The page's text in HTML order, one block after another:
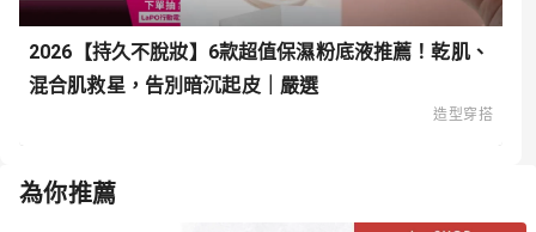
2026【持久不脫妝】6款超值保濕粉底液推薦！乾肌、
混合肌救星，告別暗沉起皮｜嚴選
造型穿搭
為你推薦